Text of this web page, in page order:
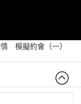
模擬約會（一）